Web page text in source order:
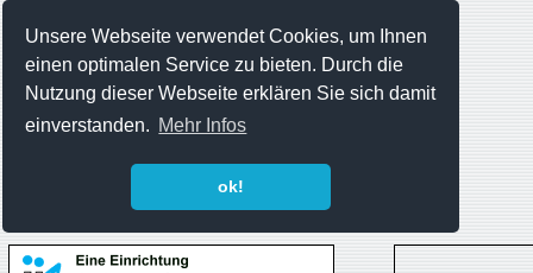
Unsere Webseite verwendet Cookies, um Ihnen
einen optimalen Service zu bieten. Durch die
Nutzung dieser Webseite erklären Sie sich damit
einverstanden. Mehr Infos
ok!